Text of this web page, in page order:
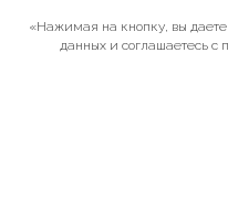
«Нажимая на кнопку, вы даете
данных и соглашаетесь c